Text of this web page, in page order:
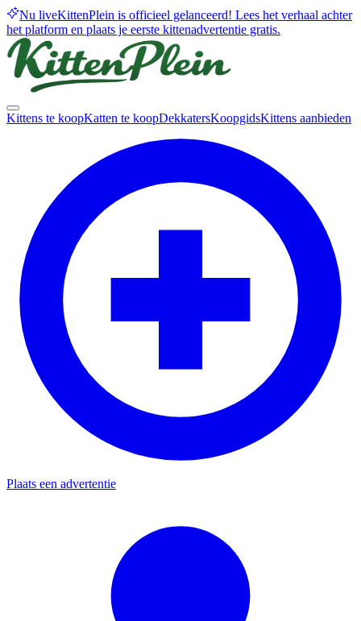
Nu liveKittenPlein is officieel gelanceerd! Lees het verhaal achter
het platform en plaats je eerste kittenadvertentie gratis.
Kittens te koopKatten te koopDekkatersKoopgidsKittens aanbieden
Plaats een advertentie